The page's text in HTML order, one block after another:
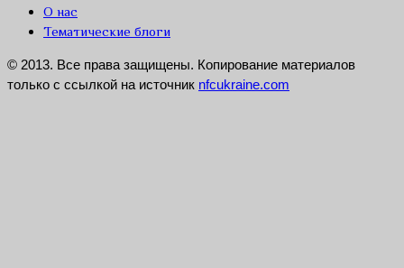
О нас
Тематические блоги
© 2013. Все права защищены. Копирование материалов
только с ссылкой на источник nfcukraine.com